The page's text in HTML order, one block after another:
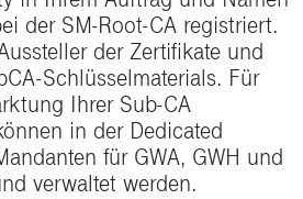
der SM-Root-CA registriert.
der Zertifikate und
Schlüsselmaterials. Für
Ihrer Sub-CA
in der Dedicated
für GWA, GWH und
verwaltet werden.